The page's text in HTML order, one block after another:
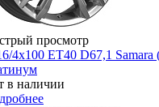
просмотр
4x100 ET40 D67,1
в наличии